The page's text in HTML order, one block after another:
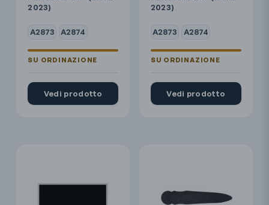
2023)
A2873 A2874
Vedi prodotto
2023)
A2873 A2874
Vedi prodotto